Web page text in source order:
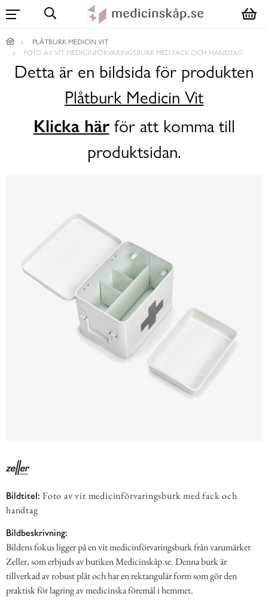
PLÅTBURK MEDICIN VIT
FOTO AV VIT MEDICINFÖRVARINGSBURK MED FACK OCH HANDTAG
Detta är en bildsida för produkten
Plåtburk Medicin Vit
Klicka härför att komma till
produktsidan.
Bildtitel: Foto av vit medicinförvaringsburk med fack och
handtag
Bildbeskrivning:
Bildens fokus ligger på en vit medicinförvaringsburk från varumärket
Zeller, som erbjuds av butiken Medicinskåp.se. Denna burk är
tillverkad av robust plåt och har en rektangulär form som gör den
praktisk för lagring av medicinska föremål i hemmet.